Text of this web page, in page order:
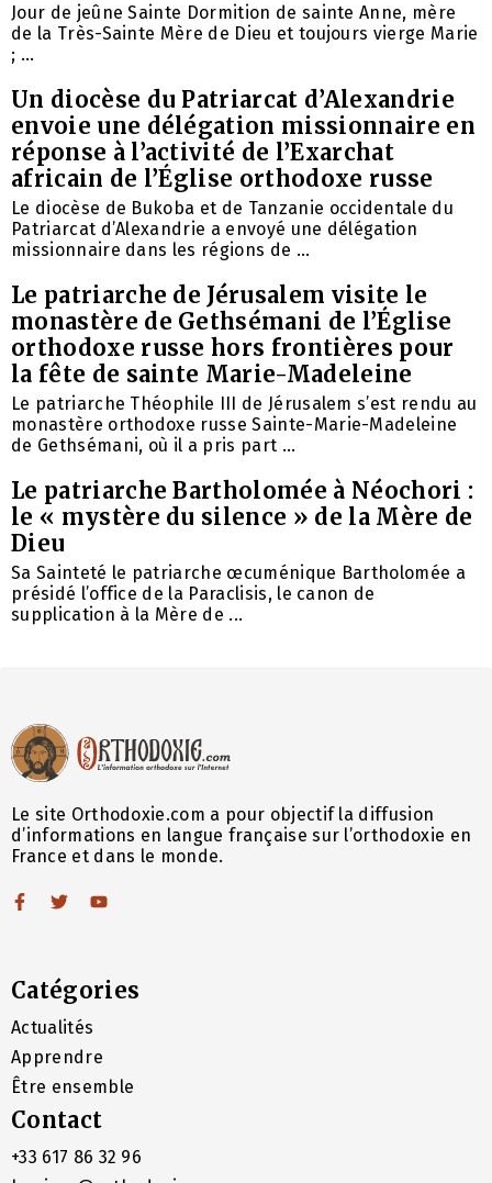
Jour de jeûne Sainte Dormition de sainte Anne, mère
de la Très-Sainte Mère de Dieu et toujours vierge Marie
; ...
Un diocèse du Patriarcat d’Alexandrie
envoie une délégation missionnaire en
réponse à l’activité de l’Exarchat
africain de l’Église orthodoxe russe
Le diocèse de Bukoba et de Tanzanie occidentale du
Patriarcat d’Alexandrie a envoyé une délégation
missionnaire dans les régions de ...
Le patriarche de Jérusalem visite le
monastère de Gethsémani de l’Église
orthodoxe russe hors frontières pour
la fête de sainte Marie-Madeleine
Le patriarche Théophile III de Jérusalem s’est rendu au
monastère orthodoxe russe Sainte-Marie-Madeleine
de Gethsémani, où il a pris part ...
Le patriarche Bartholomée à Néochori :
le « mystère du silence » de la Mère de
Dieu
Sa Sainteté le patriarche œcuménique Bartholomée a
présidé l’office de la Paraclisis, le canon de
supplication à la Mère de ...
Le site Orthodoxie.com a pour objectif la diffusion
d’informations en langue française sur l’orthodoxie en
France et dans le monde.
Catégories
Actualités
Apprendre
Être ensemble
Contact
+33 617 86 32 96